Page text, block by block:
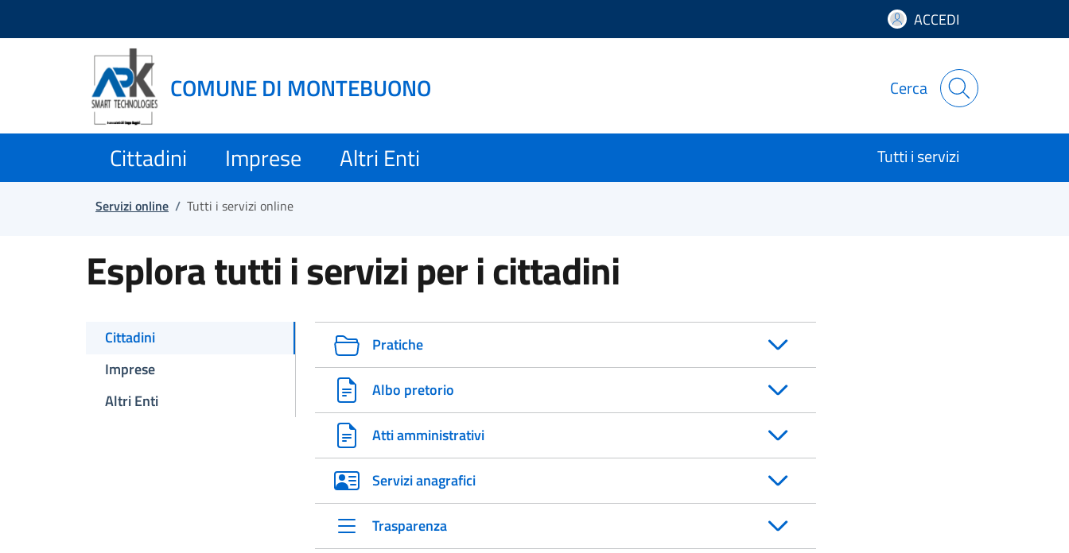
ACCEDI
COMUNE DI MONTEBUONO Cerca
Cittadini Imprese Altri Enti Tutti i servizi
Servizi online / Tutti i servizi online
Esplora tutti i servizi per i cittadini
Cittadini
Imprese
Altri Enti
Pratiche
Albo pretorio
Atti amministrativi
Servizi anagrafici
Trasparenza